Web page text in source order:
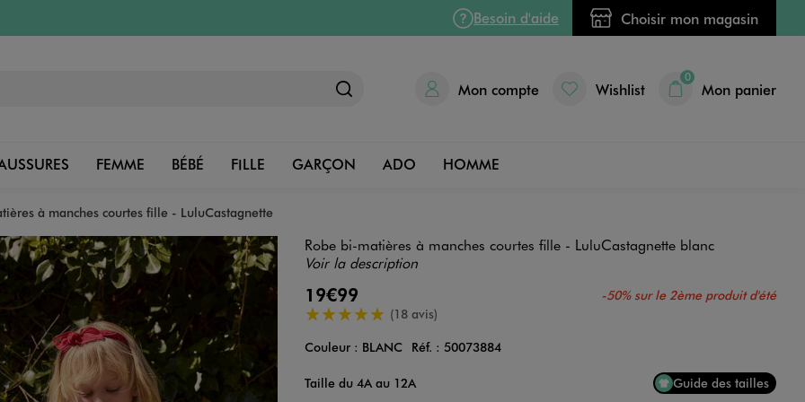
Besoin d'aide Choisir mon magasin
Mon compte Wishlist
0
Mon panier
FEMME BÉBÉ FILLE GARÇON ADO HOMME
à manches courtes fille - LuluCastagnette
Robe bi-matières à manches courtes fille - LuluCastagnette blanc
Voir la description
19€99 -50% sur le 2ème produit d'été
5/5 de moyenne(18 avis)
Couleur
Couleur : BLANC Réf. : 50073884
Taille du 4A au 12A
Guide des tailles